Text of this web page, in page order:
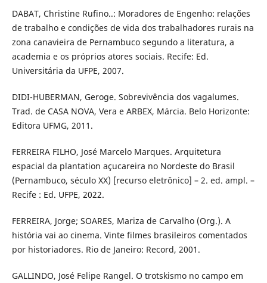
DABAT, Christine Rufino..: Moradores de Engenho: relações
de trabalho e condições de vida dos trabalhadores rurais na
zona canavieira de Pernambuco segundo a literatura, a
academia e os próprios atores sociais. Recife: Ed.
Universitária da UFPE, 2007.
DIDI-HUBERMAN, Geroge. Sobrevivência dos vagalumes.
Trad. de CASA NOVA, Vera e ARBEX, Márcia. Belo Horizonte:
Editora UFMG, 2011.
FERREIRA FILHO, José Marcelo Marques. Arquitetura
espacial da plantation açucareira no Nordeste do Brasil
(Pernambuco, século XX) [recurso eletrônico] – 2. ed. ampl. –
Recife : Ed. UFPE, 2022.
FERREIRA, Jorge; SOARES, Mariza de Carvalho (Org.). A
história vai ao cinema. Vinte filmes brasileiros comentados
por historiadores. Rio de Janeiro: Record, 2001.
GALLINDO, José Felipe Rangel. O trotskismo no campo em